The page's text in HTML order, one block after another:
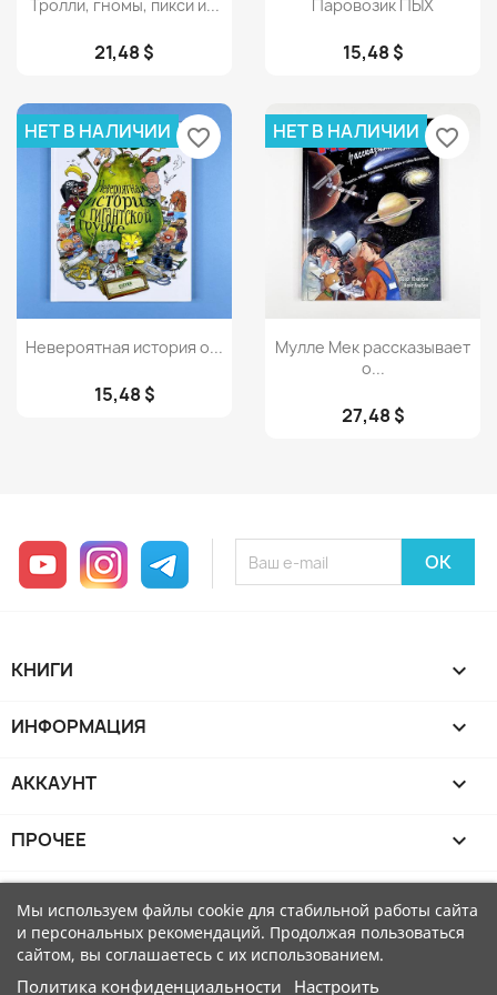
Тролли, гномы, пикси и...
21,48 $
Паровозик ПЫХ
15,48 $
Просмотр
Невероятная история о...
15,48 $
НЕТ В НАЛИЧИИ favorite_border
Просмотр
Мулле Мек рассказывает
о...
27,48 $
НЕТ В НАЛИЧИИ favorite_border
YouTube InstagramTelegram
КНИГИ 
ИНФОРМАЦИЯ 
АККАУНТ 
ПРОЧЕЕ 
Мы используем файлы cookie для стабильной работы сайта
и персональных рекомендаций. Продолжая пользоваться
сайтом, вы соглашаетесь с их использованием.
Политика конфиденциальности Настроить